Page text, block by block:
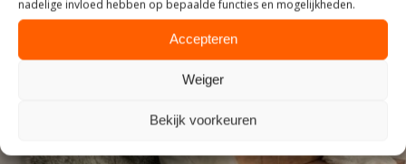
nadelige invloed hebben op bepaalde functies en mogelijkheden.
Accepteren
Weiger
Bekijk voorkeuren